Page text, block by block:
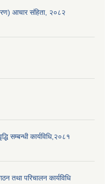
आचार संहिता, २०८२
सम्बन्धी कार्यविधि,२०८१
तथा परिचालन कार्यविधि